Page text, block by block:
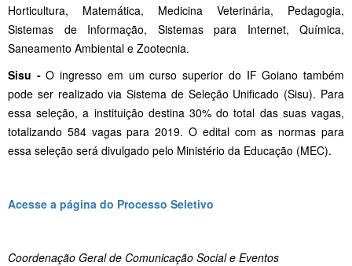
Horticultura, Matemática, Medicina Veterinária, Pedagogia,
Sistemas de Informação, Sistemas para Internet, Química,
Saneamento Ambiental e Zootecnia.
Sisu -O ingresso em um curso superior do IF Goiano também
pode ser realizado via Sistema de Seleção Unificado (Sisu). Para
essa seleção, a instituição destina 30% do total das suas vagas,
totalizando 584 vagas para 2019. O edital com as normas para
essa seleção será divulgado pelo Ministério da Educação (MEC).
Acesse a página do Processo Seletivo
Coordenação Geral de Comunicação Social e Eventos